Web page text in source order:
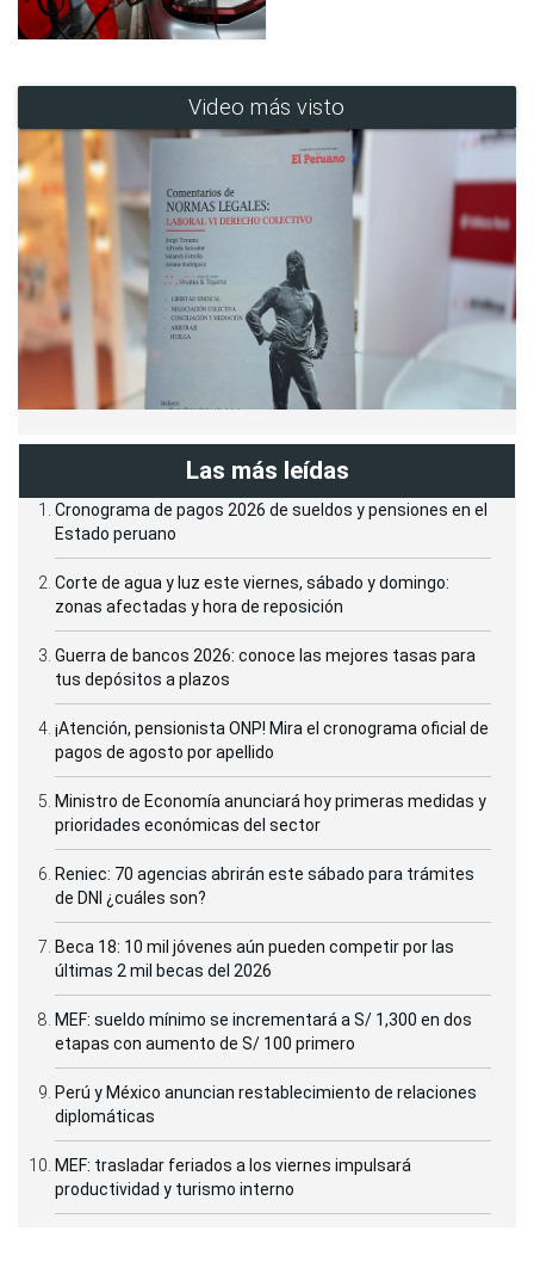
Video más visto
Las más leídas
Cronograma de pagos 2026 de sueldos y pensiones en el
Estado peruano
Corte de agua y luz este viernes, sábado y domingo:
zonas afectadas y hora de reposición
Guerra de bancos 2026: conoce las mejores tasas para
tus depósitos a plazos
¡Atención, pensionista ONP! Mira el cronograma oficial de
pagos de agosto por apellido
Ministro de Economía anunciará hoy primeras medidas y
prioridades económicas del sector
Reniec: 70 agencias abrirán este sábado para trámites
de DNI ¿cuáles son?
Beca 18: 10 mil jóvenes aún pueden competir por las
últimas 2 mil becas del 2026
MEF: sueldo mínimo se incrementará a S/ 1,300 en dos
etapas con aumento de S/ 100 primero
Perú y México anuncian restablecimiento de relaciones
diplomáticas
MEF: trasladar feriados a los viernes impulsará
productividad y turismo interno